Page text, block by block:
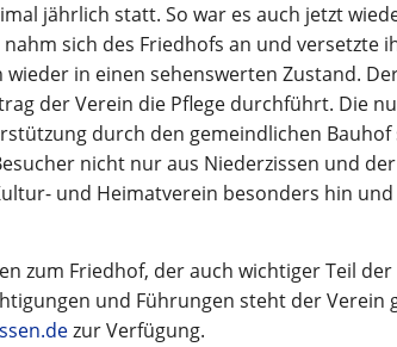
jährlich statt. So war es auch jetzt
sich des Friedhofs an und versetzte
in einen sehenswerten Zustand.
der Verein die Pflege durchführt. Die
durch den gemeindlichen
nicht nur aus Niederzissen und
und Heimatverein besonders hin
zum Friedhof, der auch wichtiger Teil
und Führungen steht der Verein
zur Verfügung.